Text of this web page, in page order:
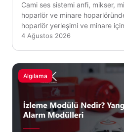
Cami ses sistemi anfi, mikser,
hoparlör ve minare
hoparlör yerleşimi ve minare
4 Ağustos 2026
Algılama